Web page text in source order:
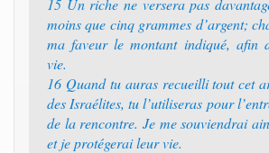
15 Un riche ne versera pas
moins que cinq grammes d’argent;
ma faveur le montant indiqué, afin
vie.
16 Quand tu auras recueilli tout cet
des Israélites, tu l’utiliseras pour
de la rencontre. Je me souviendrai
et je protégerai leur vie.